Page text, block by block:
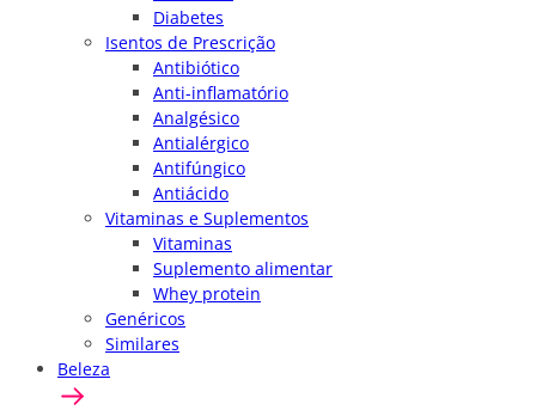
Diabetes
Isentos de Prescrição
Antibiótico
Anti-inflamatório
Analgésico
Antialérgico
Antifúngico
Antiácido
Vitaminas e Suplementos
Vitaminas
Suplemento alimentar
Whey protein
Genéricos
Similares
Beleza